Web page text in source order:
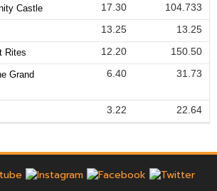
Castle 17.30
104.733
13.25
13.25
Rites 12.20
150.50
Grand
6.40 31.73
3.22 22.64